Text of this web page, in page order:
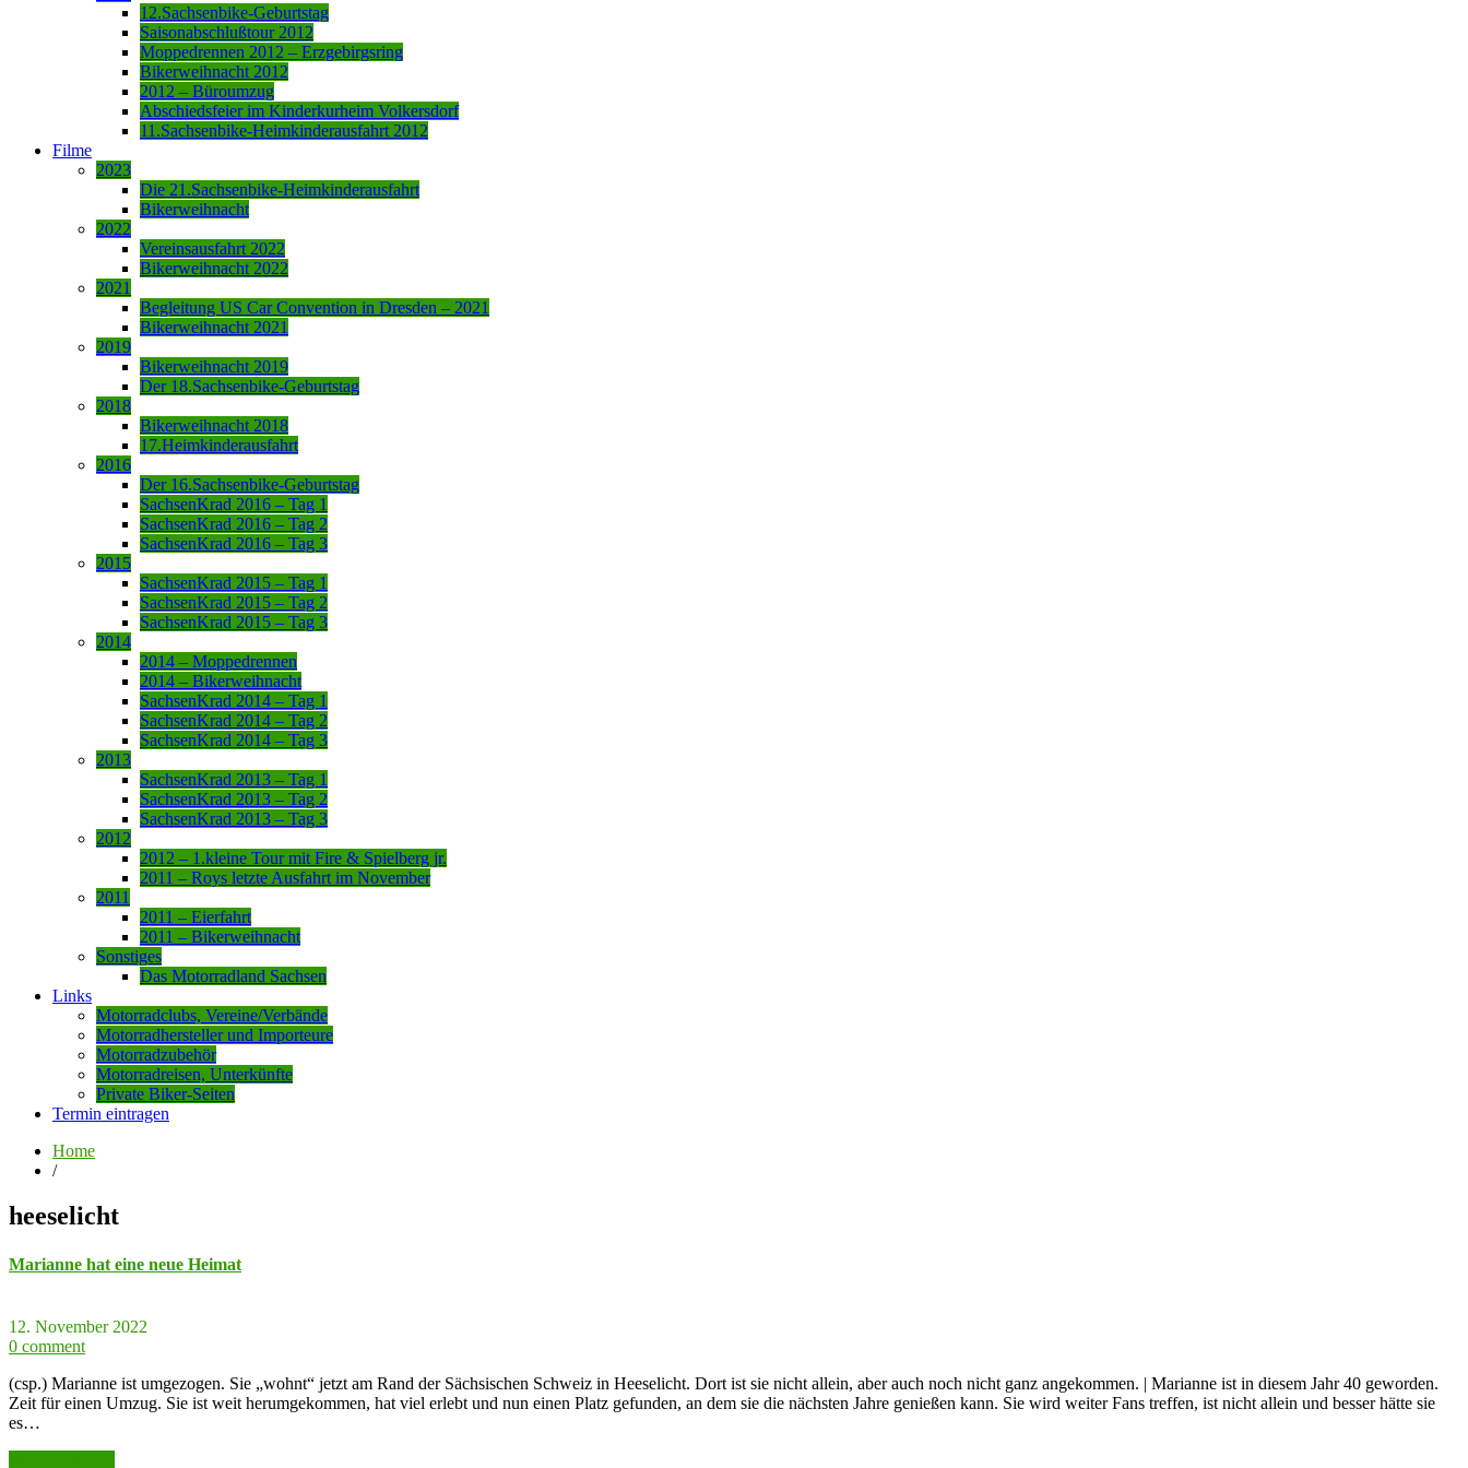
12.Sachsenbike-Geburtstag
Saisonabschlußtour 2012
Moppedrennen 2012 – Erzgebirgsring
Bikerweihnacht 2012
2012 – Büroumzug
Abschiedsfeier im Kinderkurheim Volkersdorf
11.Sachsenbike-Heimkinderausfahrt 2012
Filme
2023
Die 21.Sachsenbike-Heimkinderausfahrt
Bikerweihnacht
2022
Vereinsausfahrt 2022
Bikerweihnacht 2022
2021
Begleitung US Car Convention in Dresden – 2021
Bikerweihnacht 2021
2019
Bikerweihnacht 2019
Der 18.Sachsenbike-Geburtstag
2018
Bikerweihnacht 2018
17.Heimkinderausfahrt
2016
Der 16.Sachsenbike-Geburtstag
SachsenKrad 2016 – Tag 1
SachsenKrad 2016 – Tag 2
SachsenKrad 2016 – Tag 3
2015
SachsenKrad 2015 – Tag 1
SachsenKrad 2015 – Tag 2
SachsenKrad 2015 – Tag 3
2014
2014 – Moppedrennen
2014 – Bikerweihnacht
SachsenKrad 2014 – Tag 1
SachsenKrad 2014 – Tag 2
SachsenKrad 2014 – Tag 3
2013
SachsenKrad 2013 – Tag 1
SachsenKrad 2013 – Tag 2
SachsenKrad 2013 – Tag 3
2012
2012 – 1.kleine Tour mit Fire & Spielberg jr.
2011 – Roys letzte Ausfahrt im November
2011
2011 – Eierfahrt
2011 – Bikerweihnacht
Sonstiges
Das Motorradland Sachsen
Links
Motorradclubs, Vereine/Verbände
Motorradhersteller und Importeure
Motorradzubehör
Motorradreisen, Unterkünfte
Private Biker-Seiten
Termin eintragen
Home
/
heeselicht
Marianne hat eine neue Heimat
12. November 2022
0 comment
(csp.) Marianne ist umgezogen. Sie „wohnt“ jetzt am Rand der Sächsischen Schweiz in Heeselicht. Dort ist sie nicht allein, aber auch noch nicht ganz angekommen. | Marianne ist in diesem Jahr 40 geworden.
Zeit für einen Umzug. Sie ist weit herumgekommen, hat viel erlebt und nun einen Platz gefunden, an dem sie die nächsten Jahre genießen kann. Sie wird weiter Fans treffen, ist nicht allein und besser hätte sie
es…